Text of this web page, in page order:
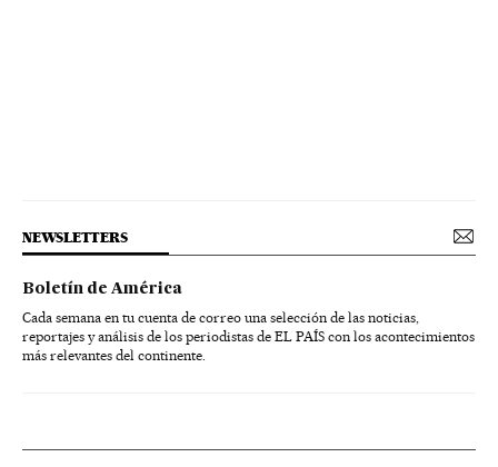
NEWSLETTERS
Boletín de América
Cada semana en tu cuenta de correo una selección de las noticias,
reportajes y análisis de los periodistas de EL PAÍS con los acontecimientos
más relevantes del continente.